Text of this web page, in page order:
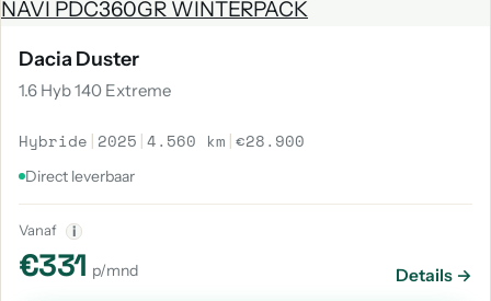
Dacia Duster
1.6 Hyb 140 Extreme
Hybride | 2025 |4.560 km |€28.900
Direct leverbaar
Vanaf i
€331 p/mnd Details →